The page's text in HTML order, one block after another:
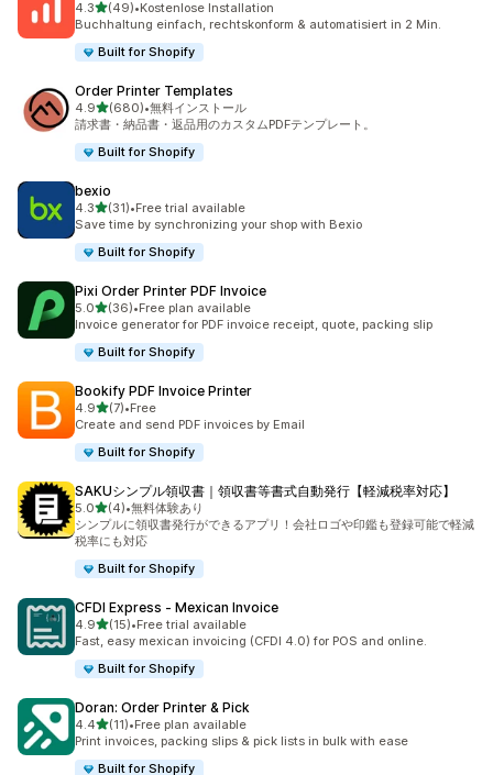
4.35つ星中
(49)
合計レビュー数：49件
•Kostenlose Installation
Buchhaltung einfach, rechtskonform & automatisiert in 2 Min.
Built for Shopify
Order Printer Templates
4.95つ星中
(680)
合計レビュー数：680件
•無料インストール
請求書・納品書・返品用のカスタムPDFテンプレート。
Built for Shopify
bexio
4.35つ星中
(31)
合計レビュー数：31件
•Free trial available
Save time by synchronizing your shop with Bexio
Built for Shopify
Pixi Order Printer PDF Invoice
5.05つ星中
(36)
合計レビュー数：36件
•Free plan available
Invoice generator for PDF invoice receipt, quote, packing slip
Built for Shopify
Bookify PDF Invoice Printer
4.95つ星中
(7)
合計レビュー数：7件
•Free
Create and send PDF invoices by Email
Built for Shopify
SAKUシンプル領収書｜領収書等書式自動発行【軽減税率対応】
5.05つ星中
(4)
合計レビュー数：4件
•無料体験あり
シンプルに領収書発行ができるアプリ！会社ロゴや印鑑も登録可能で軽減
税率にも対応
Built for Shopify
CFDI Express ‑ Mexican Invoice
4.95つ星中
(15)
合計レビュー数：15件
•Free trial available
Fast, easy mexican invoicing (CFDI 4.0) for POS and online.
Built for Shopify
Doran: Order Printer & Pick
4.45つ星中
(11)
合計レビュー数：11件
•Free plan available
Print invoices, packing slips & pick lists in bulk with ease
Built for Shopify